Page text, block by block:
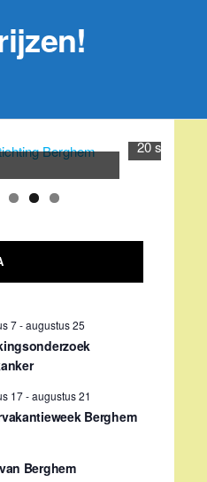
20
7-augustus 25
17-augustus 21
Berghem
Berghem